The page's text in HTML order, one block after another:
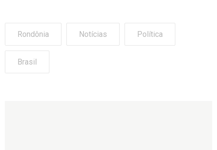
Rondônia Notícias Política
Brasil